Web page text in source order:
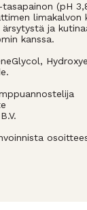
(pH
limakalvon
ja
kanssa.